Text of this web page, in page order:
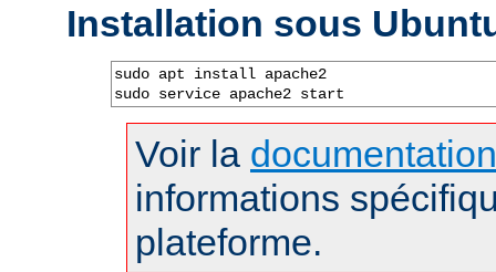
Installation sous
sudo apt install apache2
sudo service apache2 start
Voir la
informations
plateforme.